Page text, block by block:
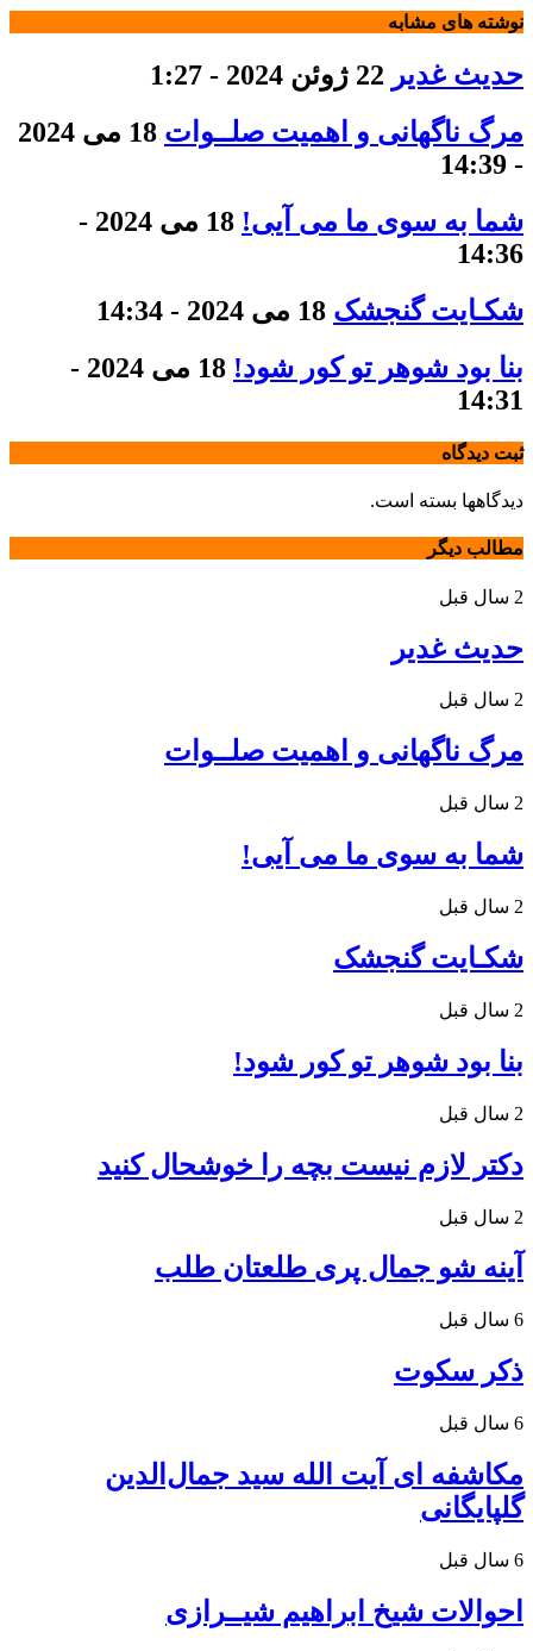
نوشته های مشابه
حدیث غدیر 22 ژوئن 2024 - 1:27
مرگ ناگهانی و اهمیت صلــوات
18 می 2024
- 14:39
شما به سوی ما می آیی!
18 می 2024 -
14:36
شکـایت گنجشک 18 می 2024 - 14:34
بنا بود شوهر تو کور شود!
18 می 2024 -
14:31
ثبت دیدگاه
دیدگاهها بسته است.
مطالب دیگر
2 سال قبل
حدیث غدیر
2 سال قبل
مرگ ناگهانی و اهمیت صلــوات
2 سال قبل
شما به سوی ما می آیی!
2 سال قبل
شکـایت گنجشک
2 سال قبل
بنا بود شوهر تو کور شود!
2 سال قبل
دکتر لازم نیست بچه را خوشحال کنید
2 سال قبل
آینه شو جمال پری طلعتان طلب
6 سال قبل
ذکر سکوت
6 سال قبل
مکاشفه ای آیت الله سید جمال‌الدین
گلپایگانی
6 سال قبل
احوالات شیخ ابراهیم شیــرازی